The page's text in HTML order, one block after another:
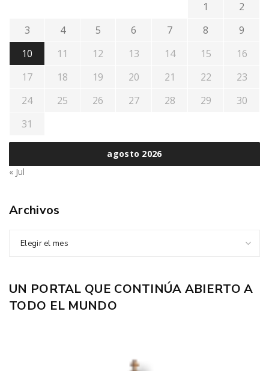
agosto 2026
1
2
3
4 5 6 7 8
9
10
11 12 13 14 15
16
17
18 19 20 21 22
23
24
25 26 27 28 29
30
31
« Jul
Archivos
Elegir el mes
UN PORTAL QUE CONTINÚA ABIERTO A
TODO EL MUNDO